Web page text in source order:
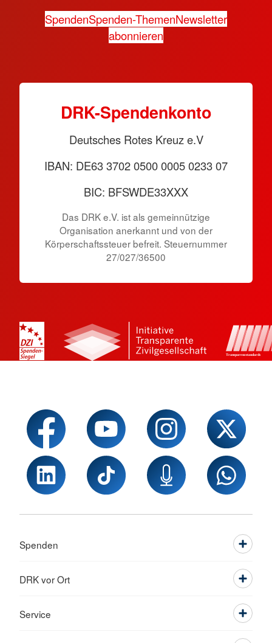
SpendenSpenden-ThemenNewsletter
abonnieren
DRK-Spendenkonto
Deutsches Rotes Kreuz e.V
IBAN: DE63 3702 0500 0005 0233 07
BIC: BFSWDE33XXX
Das DRK e.V. ist als gemeinnützige
Organisation anerkannt und von der
Körperschaftssteuer befreit. Steuernummer
27/027/36500
Spenden
DRK vor Ort
Service